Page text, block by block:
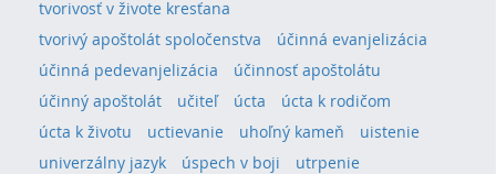
tvorivosť v živote kresťana
tvorivý apoštolát spoločenstva
účinná evanjelizácia
účinná pedevanjelizácia
účinnosť apoštolátu
účinný apoštolát
učiteľ úcta
úcta k rodičom
úcta k životu
uctievanie uhoľný kameň
uistenie
univerzálny jazyk
úspech v boji
utrpenie